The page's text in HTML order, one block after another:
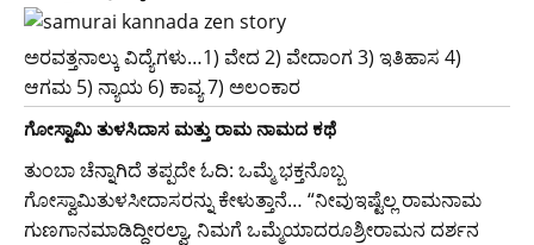
ಅರವತ್ತನಾಲ್ಕು ವಿದ್ಯೆಗಳು…1) ವೇದ 2) ವೇದಾಂಗ 3) ಇತಿಹಾಸ 4)
ಆಗಮ 5) ನ್ಯಾಯ 6) ಕಾವ್ಯ 7) ಅಲಂಕಾರ
ಗೋಸ್ವಾಮಿ ತುಳಸಿದಾಸ ಮತ್ತು ರಾಮ ನಾಮದ ಕಥೆ
ತುಂಬಾ ಚೆನ್ನಾಗಿದೆ ತಪ್ಪದೇ ಓದಿ: ಒಮ್ಮೆ ಭಕ್ತನೊಬ್ಬ
ಗೋಸ್ವಾಮಿತುಳಸೀದಾಸರನ್ನು ಕೇಳುತ್ತಾನೆ… “ನೀವುಇಷ್ಟೆಲ್ಲ ರಾಮನಾಮ
ಗುಣಗಾನಮಾಡಿದ್ದೀರಲ್ವಾ, ನಿಮಗೆ ಒಮ್ಮೆಯಾದರೂಶ್ರೀರಾಮನ ದರ್ಶನ